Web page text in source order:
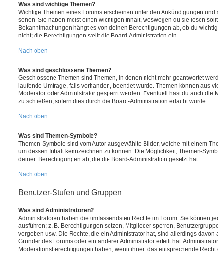
Was sind wichtige Themen?
Wichtige Themen eines Forums erscheinen unter den Ankündigungen und
sehen. Sie haben meist einen wichtigen Inhalt, weswegen du sie lesen
Bekanntmachungen hängt es von deinen Berechtigungen ab, ob du
nicht; die Berechtigungen stellt die Board-Administration ein.
Nach oben
Was sind geschlossene Themen?
Geschlossene Themen sind Themen, in denen nicht mehr geantwortet
laufende Umfrage, falls vorhanden, beendet wurde. Themen können aus
Moderator oder Administrator gesperrt werden. Eventuell hast du auch die
zu schließen, sofern dies durch die Board-Administration erlaubt wurde.
Nach oben
Was sind Themen-Symbole?
Themen-Symbole sind vom Autor ausgewählte Bilder, welche mit einem
um dessen Inhalt kennzeichnen zu können. Die Möglichkeit, Themen-
deinen Berechtigungen ab, die die Board-Administration gesetzt hat.
Nach oben
Benutzer-Stufen und Gruppen
Was sind Administratoren?
Administratoren haben die umfassendsten Rechte im Forum. Sie können
ausführen; z. B. Berechtigungen setzen, Mitglieder sperren,
vergeben usw. Die Rechte, die ein Administrator hat, sind allerdings
Gründer des Forums oder ein anderer Administrator erteilt hat.
Moderationsberechtigungen haben, wenn ihnen das entsprechende Recht